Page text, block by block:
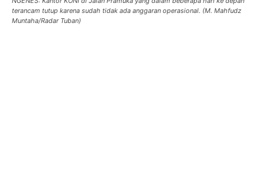
terancam tutup karena sudah tidak ada anggaran operasional. (M. Mahfudz
Muntaha/Radar Tuban)